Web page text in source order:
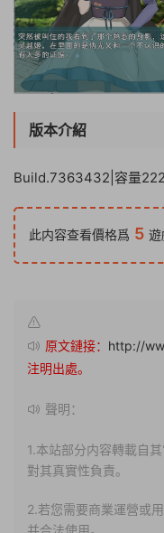
版本介紹
Build.7363432|容量
此内容查看價格爲 5 遊
原文鏈接： http://
注明出處。
聲明：
1.本站部分内容轉載自
對其真實性負責。
2.若您需要商業運營或